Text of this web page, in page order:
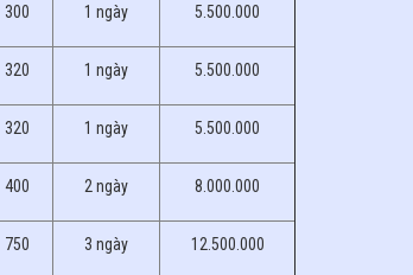
300 1 ngày 5.500.000
320 1 ngày 5.500.000
320 1 ngày 5.500.000
400 2 ngày 8.000.000
750 3 ngày 12.500.000